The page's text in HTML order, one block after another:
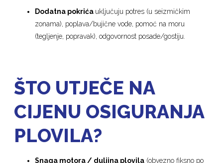
Dodatna pokrića uključuju potres (u seizmičkim
zonama), poplava/bujične vode, pomoć na moru
(tegljenje, popravak), odgovornost posade/gostiju.
ŠTO UTJEČE NA
CIJENU OSIGURANJA
PLOVILA?
Snaga motora / duljina plovila (obvezno fiksno po